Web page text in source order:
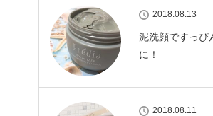
2018.08.13
泥洗顔ですっぴ
に！
2018.08.11